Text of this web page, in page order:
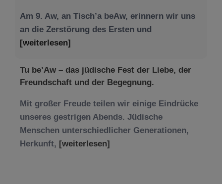
Am 9. Aw, an Tisch’a beAw, erinnern wir uns
an die Zerstörung des Ersten und
[weiterlesen]
Tu be’Aw – das jüdische Fest der Liebe, der
Freundschaft und der Begegnung.
Mit großer Freude teilen wir einige Eindrücke
unseres gestrigen Abends. Jüdische
Menschen unterschiedlicher Generationen,
Herkunft, [weiterlesen]